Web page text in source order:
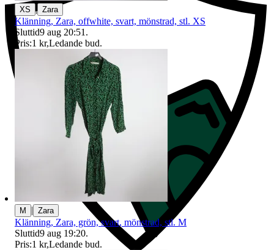
XS | Zara
Klänning, Zara, offwhite, svart, mönstrad, stl. XS
Sluttid9 aug 20:51 .
Pris:1 kr,Ledande bud.
M | Zara
Klänning, Zara, grön, svart, mönstrad, stl. M
Sluttid9 aug 19:20.
Pris:1 kr,Ledande bud.